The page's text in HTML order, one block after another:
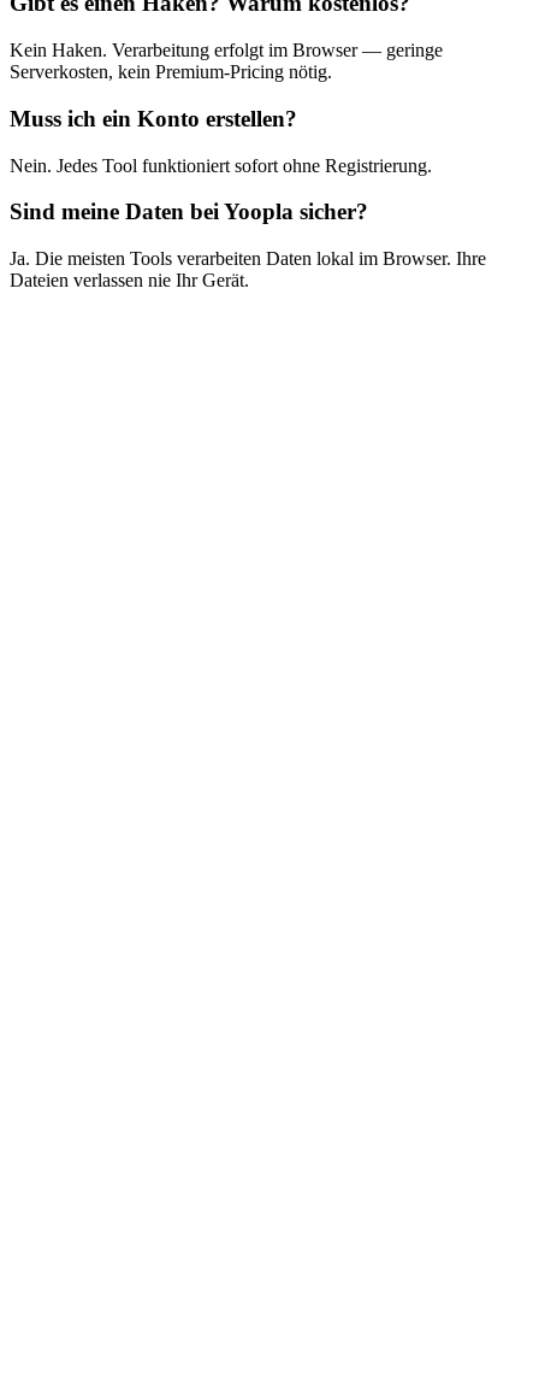
Kein Haken. Verarbeitung erfolgt im Browser — geringe
Serverkosten, kein Premium-Pricing nötig.
Muss ich ein Konto erstellen?
Nein. Jedes Tool funktioniert sofort ohne Registrierung.
Sind meine Daten bei Yoopla sicher?
Ja. Die meisten Tools verarbeiten Daten lokal im Browser. Ihre
Dateien verlassen nie Ihr Gerät.